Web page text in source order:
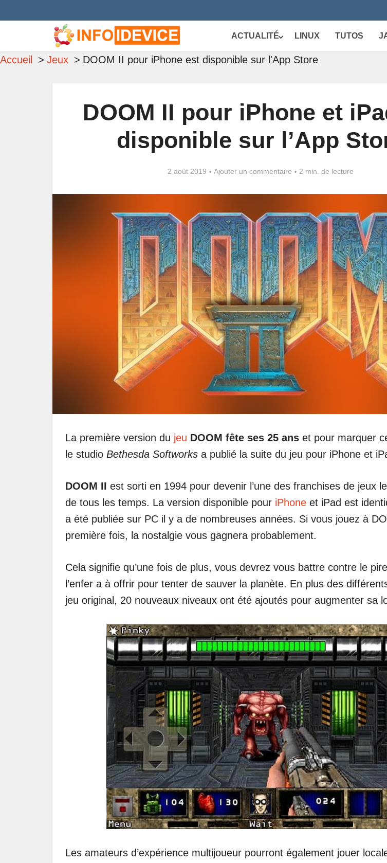
ACTUALITÉ LINUX TUTOS
Accueil Jeux DOOM II pour iPhone est disponible sur l'App Store
DOOM II pour iPhone et
disponible sur l’App
2 août 2019 Ajouter un commentaire 2 min. de lecture
La première version du jeu DOOM fête ses 25 ans et pour marquer
le studio Bethesda Softworks a publié la suite du jeu pour iPhone et
DOOM II est sorti en 1994 pour devenir l’une des franchises de jeux
de tous les temps. La version disponible pour iPhone et iPad est
a été publiée sur PC il y a de nombreuses années. Si vous jouez à
première fois, la nostalgie vous gagnera probablement.
Cela signifie qu’une fois de plus, vous devrez vous battre contre le
l’enfer a à offrir pour tenter de sauver la planète. En plus des
jeu original, 20 nouveaux niveaux ont été ajoutés pour augmenter sa
Les amateurs d’expérience multijoueur pourront également jouer